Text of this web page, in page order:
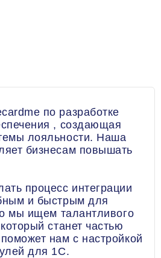
по разработке
, создающая
лояльности. Наша
бизнесам повышать
процесс интеграции
и быстрым для
мы ищем талантливого
станет частью
нам с настройкой
для 1С.